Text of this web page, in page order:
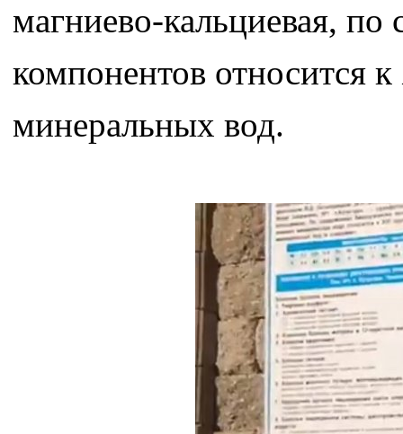
магниево-кальциевая,
компонентов относится
минеральных вод.